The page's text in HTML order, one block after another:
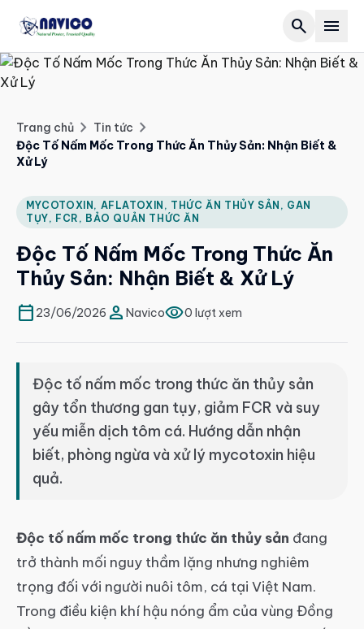
search menu
Trang chủ
Giới thiệu
Sản phẩm
Forest
biotech
set_meal
water_drop
Tin tức
expand_more
article
article
article
Hoạt động
Tuyển dụng
Liên hệ
Trang chủ chevron_right Tin tức chevron_right
Độc Tố Nấm Mốc Trong Thức Ăn Thủy Sản: Nhận Biết &
Xử Lý
MYCOTOXIN, AFLATOXIN, THỨC ĂN THỦY SẢN, GAN
TỤY, FCR, BẢO QUẢN THỨC ĂN
Độc Tố Nấm Mốc Trong Thức Ăn
Thủy Sản: Nhận Biết & Xử Lý
calendar_today 23/06/2026 person Navicovisibility0 lượt xem
Độc tố nấm mốc trong thức ăn thủy sản
gây tổn thương gan tụy, giảm FCR và suy
yếu miễn dịch tôm cá. Hướng dẫn nhận
biết, phòng ngừa và xử lý mycotoxin hiệu
quả.
Độc tố nấm mốc trong thức ăn thủy sản đang
trở thành mối nguy thầm lặng nhưng nghiêm
trọng đối với người nuôi tôm, cá tại Việt Nam.
Trong điều kiện khí hậu nóng ẩm của vùng Đồng